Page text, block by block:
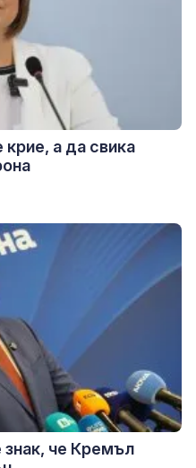
а да свика
знак, че Кремъл